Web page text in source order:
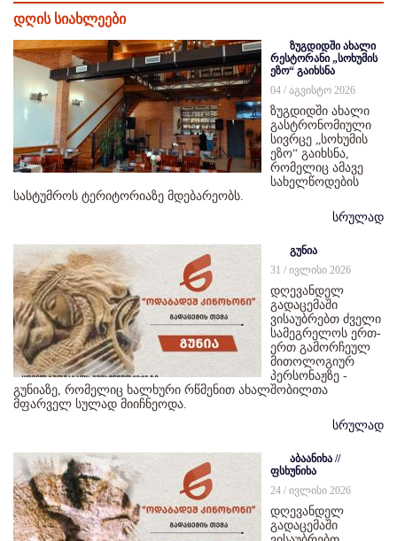
დღის სიახლეები
ზუგდიდში ახალი
რესტორანი „სოხუმის
ეზო“ გაიხსნა
04 / აგვისტო 2026
ზუგდიდში ახალი
გასტრონომიული
სივრცე „სოხუმის
ეზო“ გაიხსნა,
რომელიც ამავე
სახელწოდების
სასტუმროს ტერიტორიაზე მდებარეობს.
სრულად
გუნია
31 / ივლისი 2026
დღევანდელ
გადაცემაში
ვისაუბრებთ ძველი
სამეგრელოს ერთ-
ერთ გამორჩეულ
მითოლოგიურ
პერსონაჟზე -
გუნიაზე, რომელიც ხალხური რწმენით ახალშობილთა
მფარველ სულად მიიჩნეოდა.
სრულად
აბაანიხა //
ფსხუნიხა
24 / ივლისი 2026
დღევანდელ
გადაცემაში